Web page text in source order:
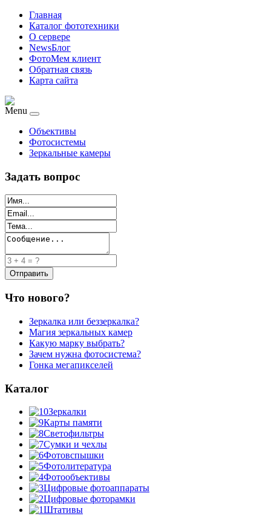
Главная
Каталог фототехники
О сервере
NewsБлог
ФотоМем клиент
Обратная связь
Карта сайта
Menu
Объективы
Фотосистемы
Зеркальные камеры
Задать вопрос
Что нового?
Зеркалка или беззеркалка?
Магия зеркальных камер
Какую марку выбрать?
Зачем нужна фотосистема?
Гонка мегапикселей
Каталог
Зеркалки
Карты памяти
Светофильтры
Сумки и чехлы
Фотовспышки
Фотолитература
Фотообъективы
Цифровые фотоаппараты
Цифровые фоторамки
Штативы